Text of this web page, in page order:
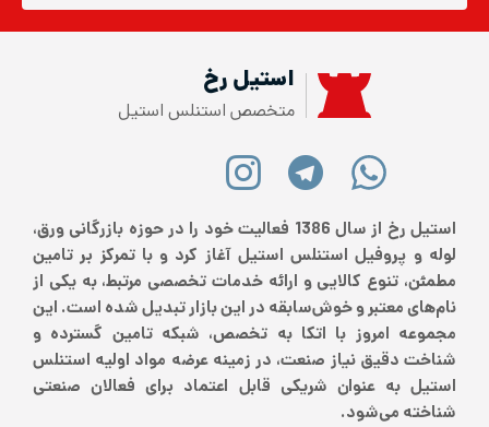
استیل رخ
متخصص استنلس استیل
استیل رخ از سال 1386 فعالیت خود را در حوزه بازرگانی ورق،
لوله و پروفیل استنلس استیل آغاز کرد و با تمرکز بر تامین
مطمئن، تنوع کالایی و ارائه خدمات تخصصی مرتبط، به یکی از
نام‌های معتبر و خوش‌سابقه در این بازار تبدیل شده است. این
مجموعه امروز با اتکا به تخصص، شبکه تامین گسترده و
شناخت دقیق نیاز صنعت، در زمینه عرضه مواد اولیه استنلس
استیل به عنوان شریکی قابل اعتماد برای فعالان صنعتی
شناخته می‌شود.